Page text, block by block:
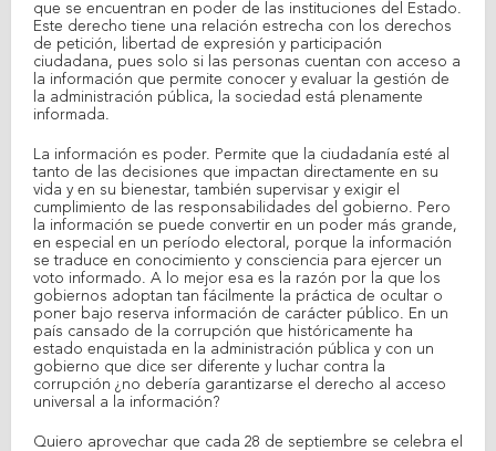
que se encuentran en poder de las instituciones del Estado.
Este derecho tiene una relación estrecha con los derechos
de petición, libertad de expresión y participación
ciudadana, pues solo si las personas cuentan con acceso a
la información que permite conocer y evaluar la gestión de
la administración pública, la sociedad está plenamente
informada.
La información es poder. Permite que la ciudadanía esté al
tanto de las decisiones que impactan directamente en su
vida y en su bienestar, también supervisar y exigir el
cumplimiento de las responsabilidades del gobierno. Pero
la información se puede convertir en un poder más grande,
en especial en un período electoral, porque la información
se traduce en conocimiento y consciencia para ejercer un
voto informado. A lo mejor esa es la razón por la que los
gobiernos adoptan tan fácilmente la práctica de ocultar o
poner bajo reserva información de carácter público. En un
país cansado de la corrupción que históricamente ha
estado enquistada en la administración pública y con un
gobierno que dice ser diferente y luchar contra la
corrupción ¿no debería garantizarse el derecho al acceso
universal a la información?
Quiero aprovechar que cada 28 de septiembre se celebra el